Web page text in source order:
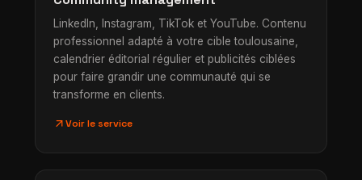
LinkedIn, Instagram, TikTok et YouTube. Contenu
professionnel adapté à votre cible toulousaine,
calendrier éditorial régulier et publicités ciblées
pour faire grandir une communauté qui se
transforme en clients.
arrow_outwardVoir le service